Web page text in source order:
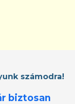
számodra!
biztosan